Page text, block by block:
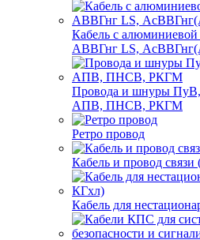
Кабель с
АВВГнг LS,
Провода и шнуры
АПВ, ПНСВ, РКГМ
Ретро провод
Кабель и провод связи
Кабель для